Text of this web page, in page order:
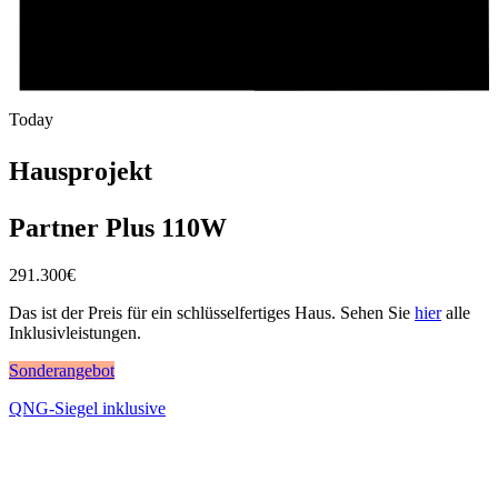
Today
Hausprojekt
Partner Plus 110W
291.300€
Das ist der Preis für ein schlüsselfertiges Haus. Sehen Sie hieralle
Inklusivleistungen.
Sonderangebot
QNG-Siegel inklusive